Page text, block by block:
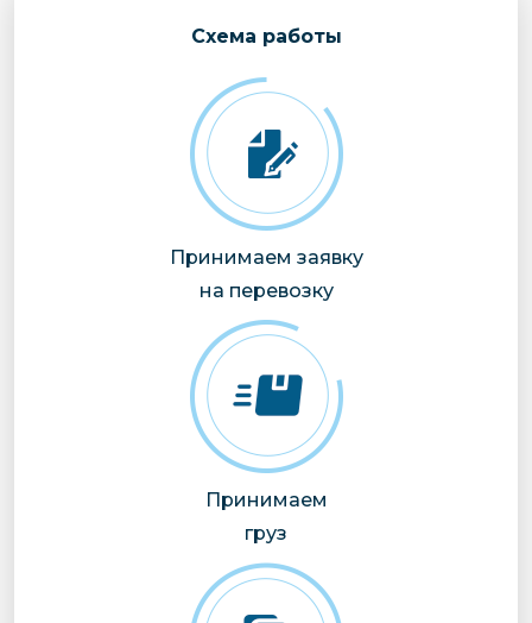
Cхема работы
Принимаем заявку
на перевозку
Принимаем
груз